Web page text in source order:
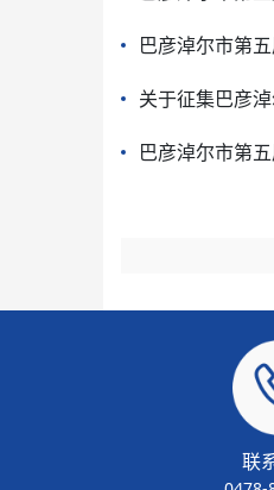
巴彦淖尔市第
关于征集巴彦
巴彦淖尔市第
联